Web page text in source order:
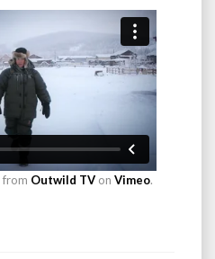
from Outwild TV on Vimeo.